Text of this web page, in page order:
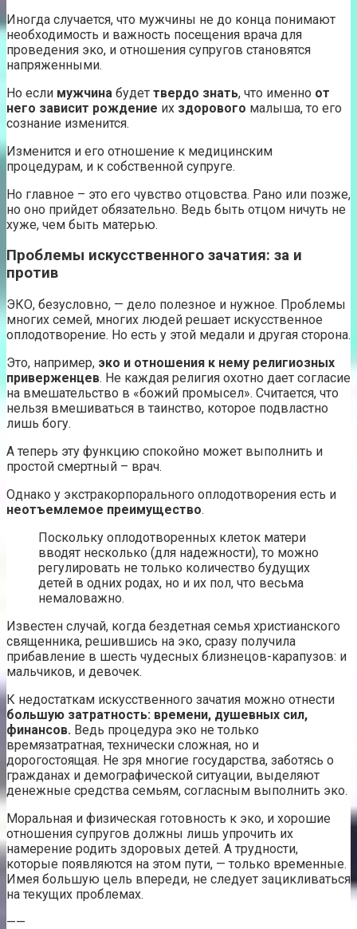
Иногда случается, что мужчины не до конца понимают
необходимость и важность посещения врача для
проведения эко, и отношения супругов становятся
напряженными.
Но если мужчина будет твердо знать, что именно от
него зависит рождение их здорового малыша, то его
сознание изменится.
Изменится и его отношение к медицинским
процедурам, и к собственной супруге.
Но главное – это его чувство отцовства. Рано или позже,
но оно прийдет обязательно. Ведь быть отцом ничуть не
хуже, чем быть матерью.
Проблемы искусственного зачатия: за и
против
ЭКО, безусловно, — дело полезное и нужное. Проблемы
многих семей, многих людей решает искусственное
оплодотворение. Но есть у этой медали и другая сторона.
Это, например, эко и отношения к нему религиозных
приверженцев. Не каждая религия охотно дает согласие
на вмешательство в «божий промысел». Считается, что
нельзя вмешиваться в таинство, которое подвластно
лишь богу.
А теперь эту функцию спокойно может выполнить и
простой смертный – врач.
Однако у экстракорпорального оплодотворения есть и
неотъемлемое преимущество.
Поскольку оплодотворенных клеток матери
вводят несколько (для надежности), то можно
регулировать не только количество будущих
детей в одних родах, но и их пол, что весьма
немаловажно.
Известен случай, когда бездетная семья христианского
священника, решившись на эко, сразу получила
прибавление в шесть чудесных близнецов-карапузов: и
мальчиков, и девочек.
К недостаткам искусственного зачатия можно отнести
большую затратность: времени, душевных сил,
финансов. Ведь процедура эко не только
времязатратная, технически сложная, но и
дорогостоящая. Не зря многие государства, заботясь о
гражданах и демографической ситуации, выделяют
денежные средства семьям, согласным выполнить эко.
Моральная и физическая готовность к эко, и хорошие
отношения супругов должны лишь упрочить их
намерение родить здоровых детей. А трудности,
которые появляются на этом пути, — только временные.
Имея большую цель впереди, не следует зацикливаться
на текущих проблемах.
——